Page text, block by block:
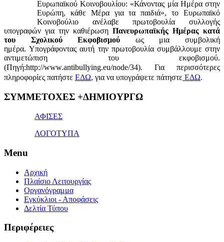
Ευρωπαϊκού Κοινοβουλίου: «Κάνοντας μία Ημέρα στην
Ευρώπη, κάθε Μέρα για τα παιδιά», το Ευρωπαϊκό
Κοινοβούλιο ανέλαβε πρωτοβουλία συλλογής
υπογραφών για την καθιέρωση Πανευρωπαϊκής Ημέρας κατά
του Σχολικού Εκφοβισμού ως μια συμβολική
ημέρα. Υπογράφοντας αυτή την πρωτοβουλία συμβάλλουμε στην
αντιμετώπιση του εκφοβισμού.
(Πηγή:http://www.antibullying.eu/node/34). Για περισσότερες
πληροφορίες πατήστε ΕΔΩ, για να υπογράψετε πάτηστε ΕΔΩ.
1x
ΣΥΜΜΕΤΟΧΕΣ +ΔΗΜΙΟΥΡΓΩ
ΑΦΙΣΕΣ
ΛΟΓΟΤΥΠΑ
Menu
Αρχική
Πλαίσιο Λειτουργίας
Οργανόγραμμα
Εγκύκλιοι - Αποφάσεις
Δελτία Τύπου
Περιφέρειες